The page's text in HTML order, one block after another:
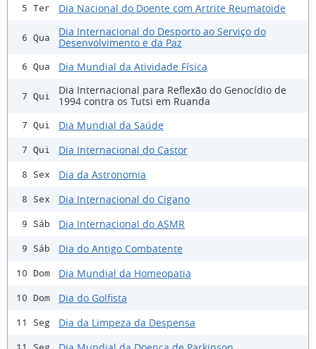
5 Ter Dia Nacional do Doente com Artrite Reumatoide
6 Qua
Dia Internacional do Desporto ao Serviço do
Desenvolvimento e da Paz
6 Qua Dia Mundial da Atividade Física
7 Qui
Dia Internacional para Reflexão do Genocídio de
1994 contra os Tutsi em Ruanda
7 Qui Dia Mundial da Saúde
7 Qui Dia Internacional do Castor
8 Sex Dia da Astronomia
8 Sex Dia Internacional do Cigano
9 Sáb Dia Internacional do ASMR
9 Sáb Dia do Antigo Combatente
10 Dom Dia Mundial da Homeopatia
10 Dom Dia do Golfista
11 Seg Dia da Limpeza da Despensa